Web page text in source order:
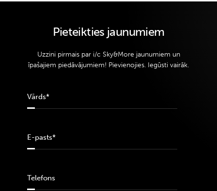
Pieteikties jaunumiem
Uzzini pirmais par i/c Sky&More jaunumiem un
īpašajiem piedāvājumiem! Pievienojies. Iegūsti vairāk.